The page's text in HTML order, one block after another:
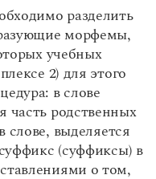
Ь
по иным
согласных
(непроизносимый
соотношения
языке
слова
основы
слове
по составу)
словообразования
разделить
морфемы,
учебных
2) для этого
в слове
часть родственных
слове, выделяется
(суффиксы) в
о том,